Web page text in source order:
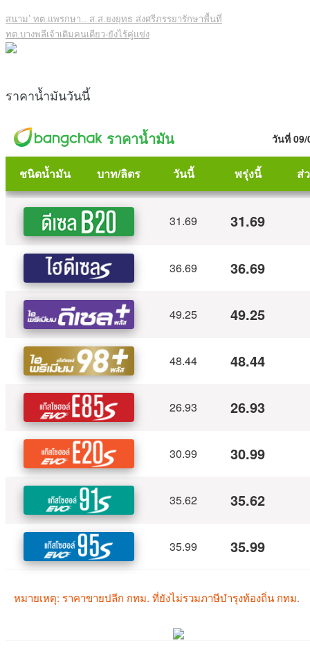
สนาม’ ทต.แพรกษา.. ส.ส.ยงยุทธ ส่งศรีภรรยารักษาพื้นที่
ทต.บางพลีเจ้าเดิมคนเดียว-ยังไร้คู่แข่ง
ราคาน้ำมันวันนี้